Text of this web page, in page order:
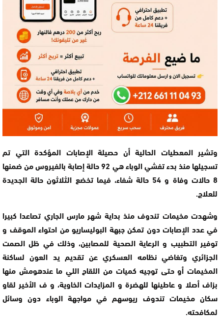
وتشير المعطيات الحالية أن حصيلة الإصابات المؤكدة التي تم
تسجيلها منذ بدء تفشي الوباء هي 92 حالة إصابة بالفيروس من ضمنها
8 حالات وفاة و 54 حالة شفاء، فيما تخضع الثلاثون حالة الجديدة
للعلاج.
وشهدت مخيمات تندوف منذ بداية شهر مارس الجاري تصاعدا كبيرا
في عدد الإصابات دون تمكن جبهة البوليساريو من احتواء الموقف و
توفير التطبيب و الرعاية الصحية للمصابين، وذلك في ظل الصمت
الجزائري وتغاضي نظامه العسكري عن تقديم يد العون لساكنة
المخيمات أو حتى توجيه كميات من اللقاح اللي ما عندهومش منها
بزاف أصلا و عاطينها للهضرة و المزايدات الخاوية، و ف الأخير لقاو
سكان مخيمات تندوف ريوسهم في مواجهة الوباء دون وسائل
لمكافحته.